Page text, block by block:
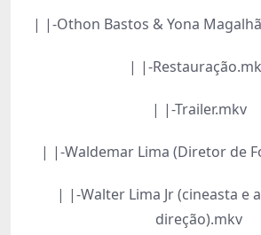
| |-Othon Bastos & Yona
| |-
| |-Trailer.mkv
| |-Waldemar Lima (Diretor de
| |-Walter Lima Jr (cineasta e
direção).mkv